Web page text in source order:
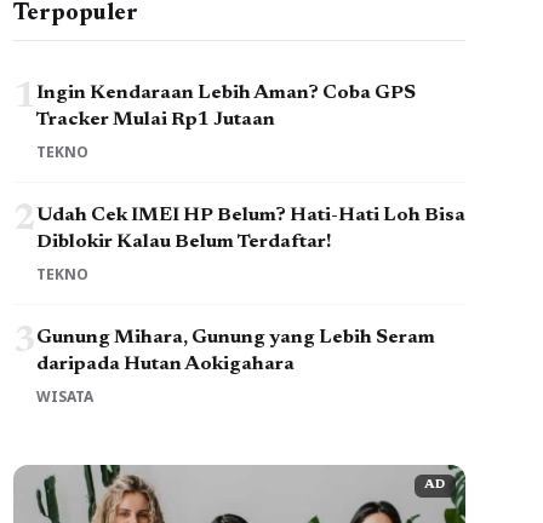
Terpopuler
1Ingin Kendaraan Lebih Aman? Coba GPS
Tracker Mulai Rp1 Jutaan
TEKNO
2Udah Cek IMEI HP Belum? Hati-Hati Loh Bisa
Diblokir Kalau Belum Terdaftar!
TEKNO
3Gunung Mihara, Gunung yang Lebih Seram
daripada Hutan Aokigahara
WISATA
AD